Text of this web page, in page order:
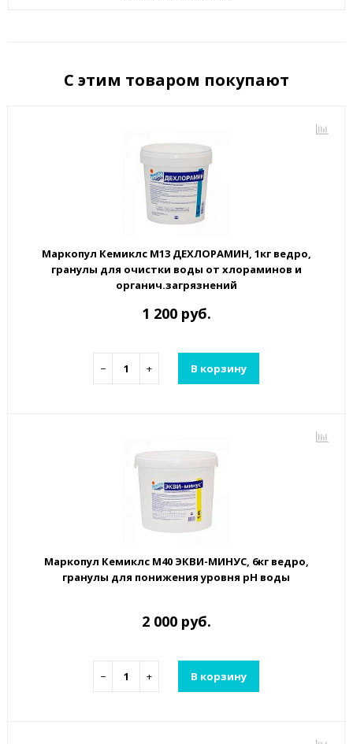
С этим товаром покупают
Маркопул Кемиклс М13 ДЕХЛОРАМИН, 1кг ведро,
гранулы для очистки воды от хлораминов и
органич.загрязнений
1 200 руб.
− + В корзину
Маркопул Кемиклс М40 ЭКВИ-МИНУС, 6кг ведро,
гранулы для понижения уровня рН воды
2 000 руб.
− + В корзину